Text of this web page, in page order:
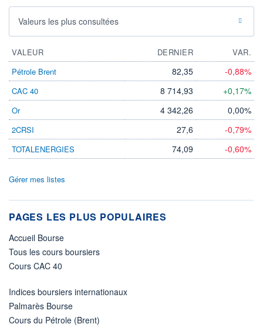
Valeurs les plus consultées
VALEUR DERNIER
VAR.
Pétrole Brent
82,35 -0,88%
CAC 40 8 714,93 +0,17%
Or 4 342,26 0,00%
2CRSI 27,6 -0,79%
TOTALENERGIES 74,09 -0,60%
Gérer mes listes
PAGES LES PLUS POPULAIRES
Accueil Bourse
Tous les cours boursiers
Cours CAC 40
Indices boursiers internationaux
Palmarès Bourse
Cours du Pétrole (Brent)